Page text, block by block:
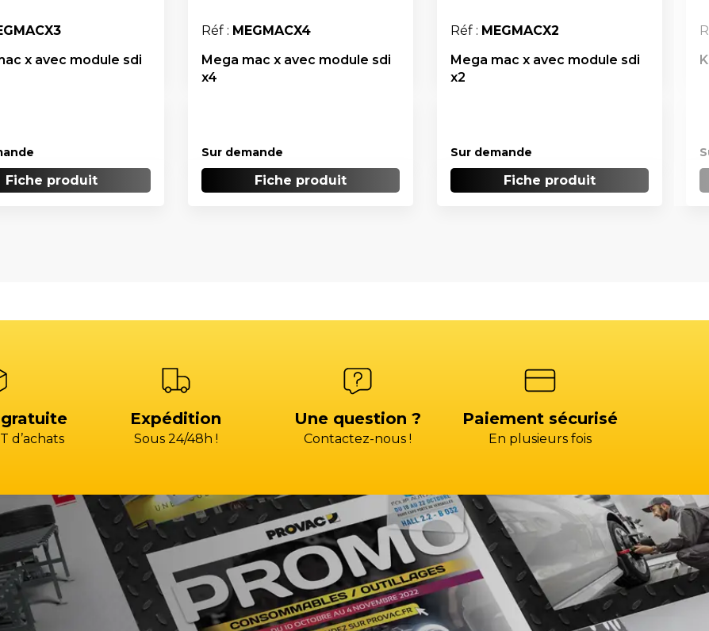
x avec module sdi
Fiche produit
Réf : MEGMACX4
Mega mac x avec module sdi
x4
Sur demande
Fiche produit
Réf : MEGMACX2
Mega mac x avec module sdi
x2
Sur demande
Fiche produit
d’achats
Expédition
Sous 24/48h !
Une question ?
Contactez-nous !
Paiement sécurisé
En plusieurs fois